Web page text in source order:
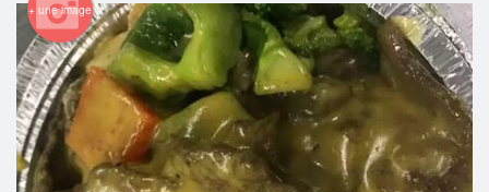
Inscription
Panier (0)
Rechercher
+ une image